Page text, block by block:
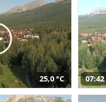
25,0 °C 07:42